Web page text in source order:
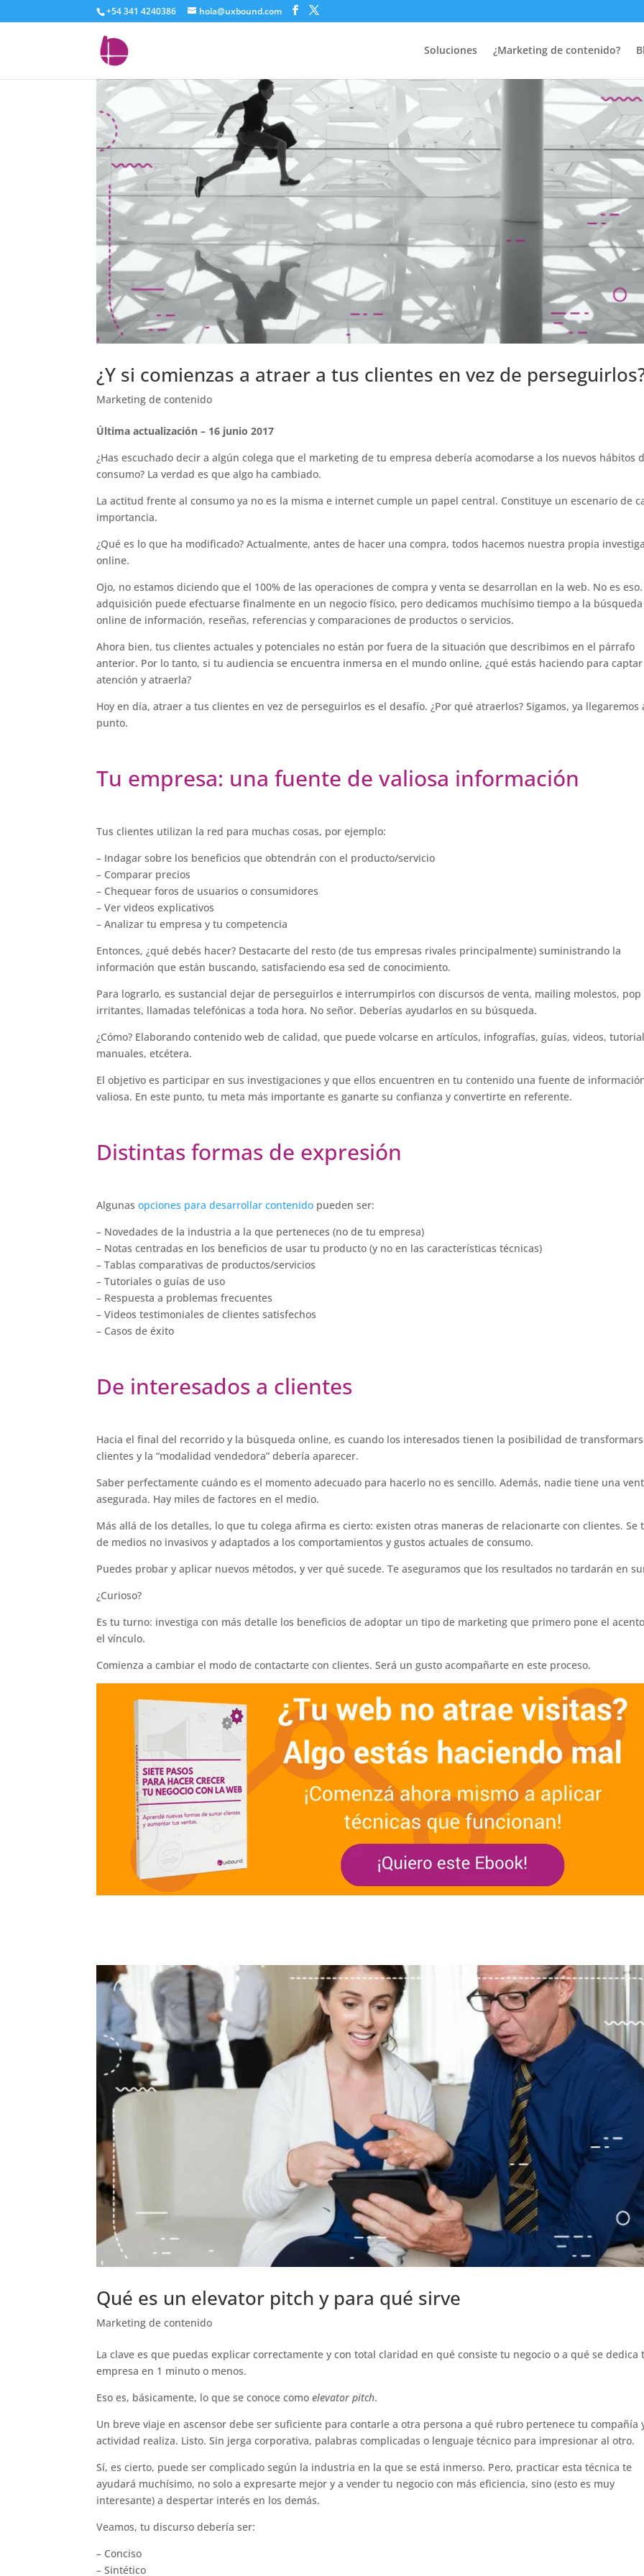
+54 341 4240386 hola@uxbound.com
Soluciones ¿Marketing de contenido?
¿Y si comienzas a atraer a tus clientes en vez de
Marketing de contenido
Última actualización – 16 junio 2017
¿Has escuchado decir a algún colega que el marketing de tu empresa debería acomodarse a los nuevos hábitos
consumo? La verdad es que algo ha cambiado.
La actitud frente al consumo ya no es la misma e internet cumple un papel central. Constituye un escenario de
importancia.
¿Qué es lo que ha modificado? Actualmente, antes de hacer una compra, todos hacemos nuestra propia
online.
Ojo, no estamos diciendo que el 100% de las operaciones de compra y venta se desarrollan en la web. No es eso.
adquisición puede efectuarse finalmente en un negocio físico, pero dedicamos muchísimo tiempo a la búsqueda
online de información, reseñas, referencias y comparaciones de productos o servicios.
Ahora bien, tus clientes actuales y potenciales no están por fuera de la situación que describimos en el párrafo
anterior. Por lo tanto, si tu audiencia se encuentra inmersa en el mundo online, ¿qué estás haciendo para
atención y atraerla?
Hoy en día, atraer a tus clientes en vez de perseguirlos es el desafío. ¿Por qué atraerlos? Sigamos, ya llegaremos
punto.
Tu empresa: una fuente de valiosa información
Tus clientes utilizan la red para muchas cosas, por ejemplo:
– Indagar sobre los beneficios que obtendrán con el producto/servicio
– Comparar precios
– Chequear foros de usuarios o consumidores
– Ver videos explicativos
– Analizar tu empresa y tu competencia
Entonces, ¿qué debés hacer? Destacarte del resto (de tus empresas rivales principalmente) suministrando la
información que están buscando, satisfaciendo esa sed de conocimiento.
Para lograrlo, es sustancial dejar de perseguirlos e interrumpirlos con discursos de venta, mailing molestos,
irritantes, llamadas telefónicas a toda hora. No señor. Deberías ayudarlos en su búsqueda.
¿Cómo? Elaborando contenido web de calidad, que puede volcarse en artículos, infografías, guías, videos,
manuales, etcétera.
El objetivo es participar en sus investigaciones y que ellos encuentren en tu contenido una fuente de
valiosa. En este punto, tu meta más importante es ganarte su confianza y convertirte en referente.
Distintas formas de expresión
Algunasopciones para desarrollar contenido pueden ser:
– Novedades de la industria a la que perteneces (no de tu empresa)
– Notas centradas en los beneficios de usar tu producto (y no en las características técnicas)
– Tablas comparativas de productos/servicios
– Tutoriales o guías de uso
– Respuesta a problemas frecuentes
– Videos testimoniales de clientes satisfechos
– Casos de éxito
De interesados a clientes
Hacia el final del recorrido y la búsqueda online, es cuando los interesados tienen la posibilidad de
clientes y la “modalidad vendedora” debería aparecer.
Saber perfectamente cuándo es el momento adecuado para hacerlo no es sencillo. Además, nadie tiene una
asegurada. Hay miles de factores en el medio.
Más allá de los detalles, lo que tu colega afirma es cierto: existen otras maneras de relacionarte con clientes. Se
de medios no invasivos y adaptados a los comportamientos y gustos actuales de consumo.
Puedes probar y aplicar nuevos métodos, y ver qué sucede. Te aseguramos que los resultados no tardarán en
¿Curioso?
Es tu turno: investiga con más detalle los beneficios de adoptar un tipo de marketing que primero pone el
el vínculo.
Comienza a cambiar el modo de contactarte con clientes. Será un gusto acompañarte en este proceso.
Qué es un elevator pitch y para qué sirve
Marketing de contenido
La clave es que puedas explicar correctamente y con total claridad en qué consiste tu negocio o a qué se dedica
empresa en 1 minuto o menos.
Eso es, básicamente, lo que se conoce comoelevator pitch.
Un breve viaje en ascensor debe ser suficiente para contarle a otra persona a qué rubro pertenece tu compañía
actividad realiza. Listo. Sin jerga corporativa, palabras complicadas o lenguaje técnico para impresionar al otro.
Sí, es cierto, puede ser complicado según la industria en la que se está inmerso. Pero, practicar esta técnica te
ayudará muchísimo, no solo a expresarte mejor y a vender tu negocio con más eficiencia, sino (esto es muy
interesante) a despertar interés en los demás.
Veamos, tu discurso debería ser:
– Conciso
– Sintético